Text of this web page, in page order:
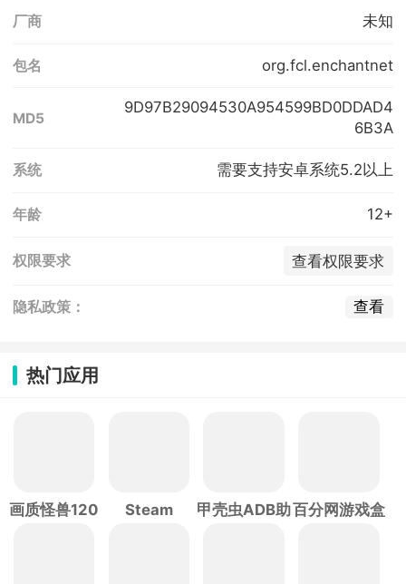
厂商 未知
包名 org.fcl.enchantnet
MD5
9D97B29094530A954599BD0DDAD4
6B3A
系统 需要支持安卓系统5.2以上
年龄 12+
权限要求 查看权限要求
隐私政策： 查看
热门应用
画质怪兽120
Steam
甲壳虫ADB助百分网游戏盒